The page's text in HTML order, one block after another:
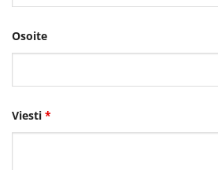
Osoite
Viesti *